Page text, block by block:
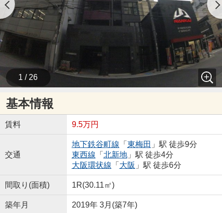
1 / 26
基本情報
賃料 9.5万円
交通
地下鉄谷町線 「 東梅田 」駅 徒歩9分
東西線 「 北新地」駅 徒歩4分
大阪環状線 「 大阪 」駅 徒歩6分
間取り(面積) 1R(30.11㎡)
築年月 2019年 3月(築7年)